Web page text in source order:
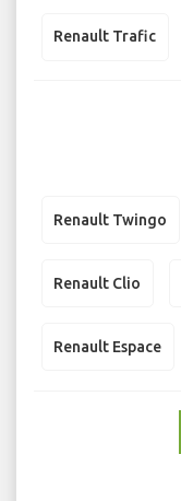
Renault Trafic
Renault Twingo
Renault Clio
Renault Espace